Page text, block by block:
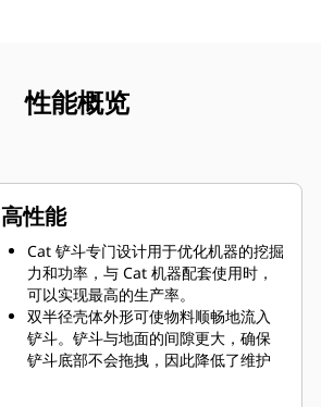
性能概览
高性能
Cat 铲斗专门设计用于优化机器的挖掘
力和功率，与 Cat 机器配套使用时，
可以实现最高的生产率。
双半径壳体外形可使物料顺畅地流入
铲斗。铲斗与地面的间隙更大，确保
铲斗底部不会拖拽，因此降低了维护